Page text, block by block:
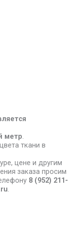
метр.
ткани в
цене и другим
заказа просим
8 (952) 211-
.